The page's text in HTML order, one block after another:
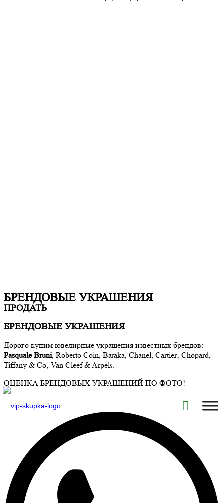
БРЕНДОВЫЕ УКРАШЕНИЯ
ПРОДАТЬ
БРЕНДОВЫЕ УКРАШЕНИЯ
Дорого купим ювелирные украшения известных брендов:
Pasquale Bruni, Roberto Coin, Baraka, Chanel, Cartier‚ Chopard,
Tiffany & Co‚ Van Cleef & Arpels.
ОЦЕНКА БРЕНДОВЫХ УКРАШЕНИЙ ПО ФОТО!